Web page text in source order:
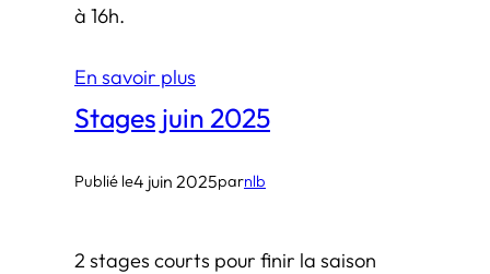
à 16h.
En savoir plus
Stages juin 2025
Publié le4 juin 2025parnlb
2 stages courts pour finir la saison